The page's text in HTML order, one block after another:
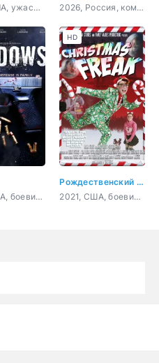
2020, США, ужасы, триллер
2026, Россия, комедия
2022, США, боевик, криминал
Рождественский чудак
2021, США, боевик, комедия
HD